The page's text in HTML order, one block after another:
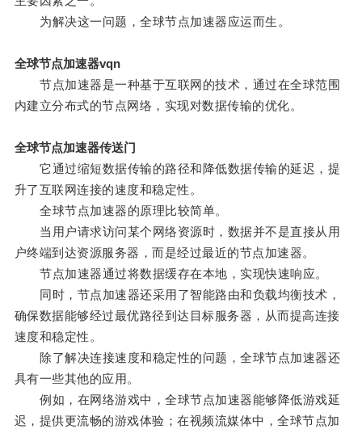
为解决这一问题，全球节点加速器应运而生。
全球节点加速器vqn
节点加速器是一种基于互联网的技术，通过在全球范围
内建立分布式的节点网络，实现对数据传输的优化。
全球节点加速器传送门
它通过缩短数据传输的路径和降低数据传输的延迟，提
升了互联网连接的速度和稳定性。
全球节点加速器的原理比较简单。
当用户请求访问某个网络资源时，数据并不是直接从用
户终端到达资源服务器，而是经过最近的节点加速器。
节点加速器通过将数据缓存在本地，实现快速响应。
同时，节点加速器还采用了智能路由和负载均衡技术，
确保数据能够经过最优路径到达目标服务器，从而提高连接
速度和稳定性。
除了解决连接速度和稳定性的问题，全球节点加速器还
具有一些其他的应用。
例如，在网络游戏中，全球节点加速器能够降低游戏延
迟，提供更流畅的游戏体验；在视频流媒体中，全球节点加